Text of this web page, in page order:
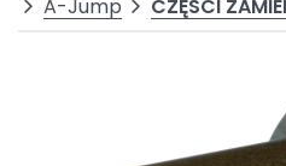
A-Jump
CZĘŚCI